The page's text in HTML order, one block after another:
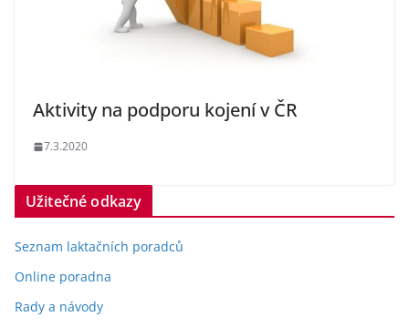
Aktivity na podporu kojení v ČR
7.3.2020
Užitečné odkazy
Seznam laktačních poradců
Online poradna
Rady a návody